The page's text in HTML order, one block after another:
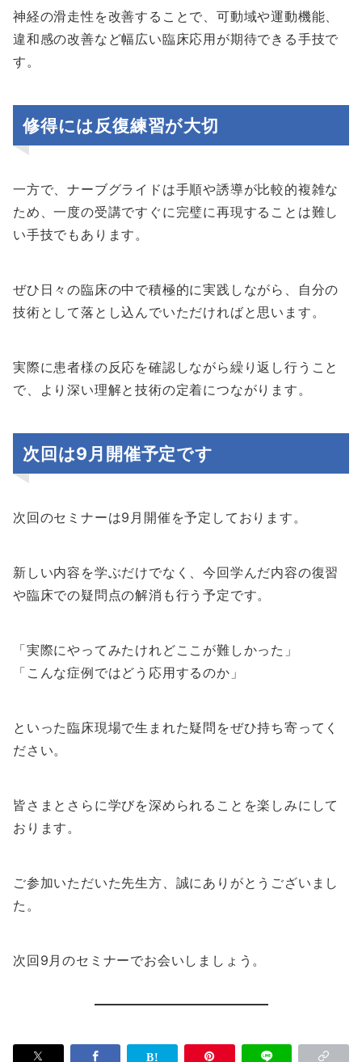
神経の滑走性を改善することで、可動域や運動機能、
違和感の改善など幅広い臨床応用が期待できる手技で
す。
修得には反復練習が大切
一方で、ナーブグライドは手順や誘導が比較的複雑な
ため、一度の受講ですぐに完璧に再現することは難し
い手技でもあります。
ぜひ日々の臨床の中で積極的に実践しながら、自分の
技術として落とし込んでいただければと思います。
実際に患者様の反応を確認しながら繰り返し行うこと
で、より深い理解と技術の定着につながります。
次回は9月開催予定です
次回のセミナーは9月開催を予定しております。
新しい内容を学ぶだけでなく、今回学んだ内容の復習
や臨床での疑問点の解消も行う予定です。
「実際にやってみたけれどここが難しかった」
「こんな症例ではどう応用するのか」
といった臨床現場で生まれた疑問をぜひ持ち寄ってく
ださい。
皆さまとさらに学びを深められることを楽しみにして
おります。
ご参加いただいた先生方、誠にありがとうございまし
た。
次回9月のセミナーでお会いしましょう。